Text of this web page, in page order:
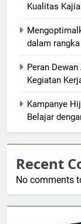
Kualitas
dalam
Peran
Kegiatan
Kampanye
Belajar
Recent
No comments